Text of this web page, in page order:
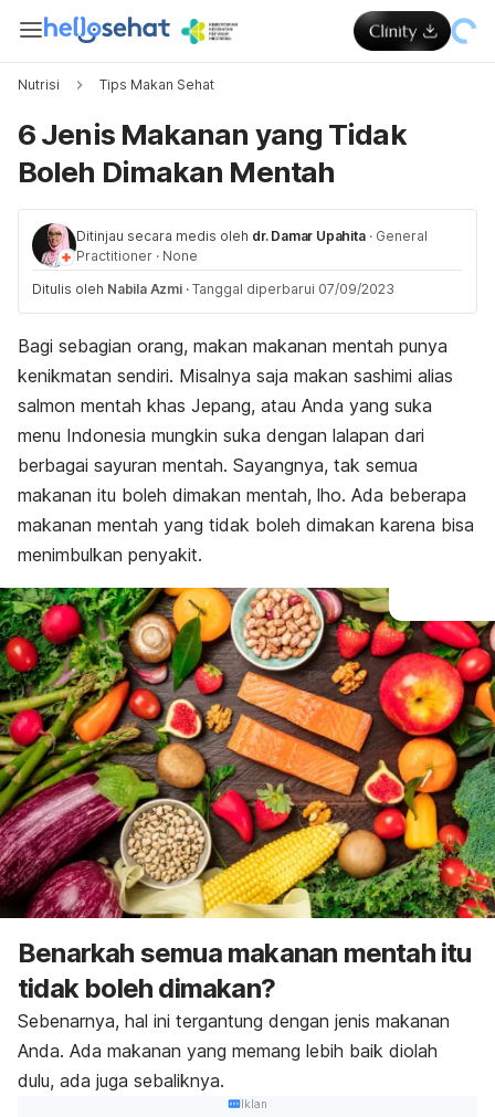
Nutrisi Tips Makan Sehat
6 Jenis Makanan yang Tidak
Boleh Dimakan Mentah
Ditinjau secara medis oleh dr. Damar Upahita · General
Practitioner · None
Ditulis oleh Nabila Azmi · Tanggal diperbarui 07/09/2023
Bagi sebagian orang, makan makanan mentah punya
kenikmatan sendiri. Misalnya saja makan sashimi alias
salmon mentah khas Jepang, atau Anda yang suka
menu Indonesia mungkin suka dengan lalapan dari
berbagai sayuran mentah. Sayangnya, tak semua
makanan itu boleh dimakan mentah, lho. Ada beberapa
makanan mentah yang tidak boleh dimakan karena bisa
menimbulkan penyakit.
Benarkah semua makanan mentah itu
tidak boleh dimakan?
Sebenarnya, hal ini tergantung dengan jenis makanan
Anda. Ada makanan yang memang lebih baik diolah
dulu, ada juga sebaliknya.
Iklan